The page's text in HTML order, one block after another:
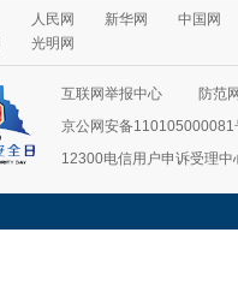
人民网 新华网
中国网
光明网
互联网举报中心
防范
京公网安备110105000081
12300电信用户申诉受理中